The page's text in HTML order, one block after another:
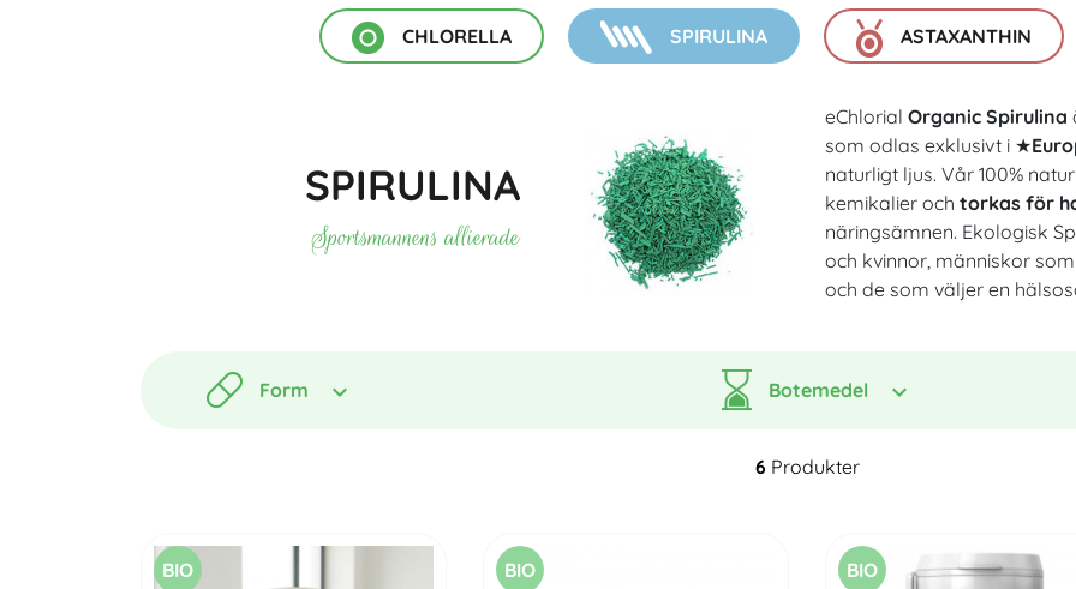
Sammansättning
Bästa ekologiska spirulina
Fördelar med astaxanthin för
CHLORELLA SPIRULINA ASTAXANTHIN
SPIRULINA
Sportsmannens allierade
eChlorial Organic Spirulina
som odlas exklusivt i ★
naturligt ljus. Vår 100%
kemikalier och torkas för
näringsämnen. Ekologisk
och kvinnor, människor
och de som väljer en
Form Botemedel
6Produkter
BIO BIO BIO